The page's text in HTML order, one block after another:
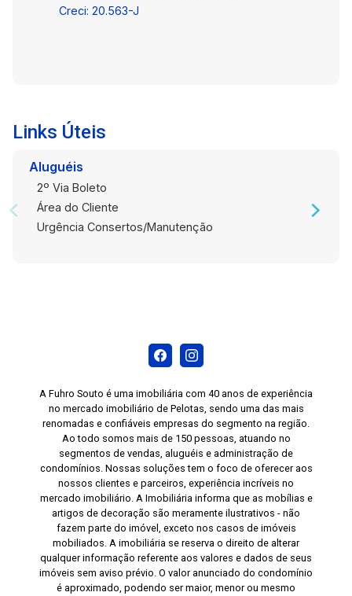
Agende sua visita e descubra o conforto e a
Creci: 20.563-J
Links Úteis
Aluguéis
2º Via Boleto
Área do Cliente
Urgência Consertos/Manutenção
A Fuhro Souto é uma imobiliária com 40 anos de experiência
no mercado imobiliário de Pelotas, sendo uma das mais
renomadas e confiáveis empresas do segmento na região.
Ao todo somos mais de 150 pessoas, atuando no
segmentos de vendas, aluguéis e administração de
condomínios. Nossas soluções tem o foco de oferecer aos
nossos clientes e parceiros, experiência incríveis no
mercado imobiliário. A Imobiliária informa que as mobílias e
artigos de decoração são meramente ilustrativos - não
fazem parte do imóvel, exceto nos casos de imóveis
mobiliados. A imobiliária se reserva o direito de alterar
qualquer informação referente aos valores e dados de seus
imóveis sem aviso prévio. O valor anunciado do condomínio
é aproximado, podendo ser maior, menor ou mesmo